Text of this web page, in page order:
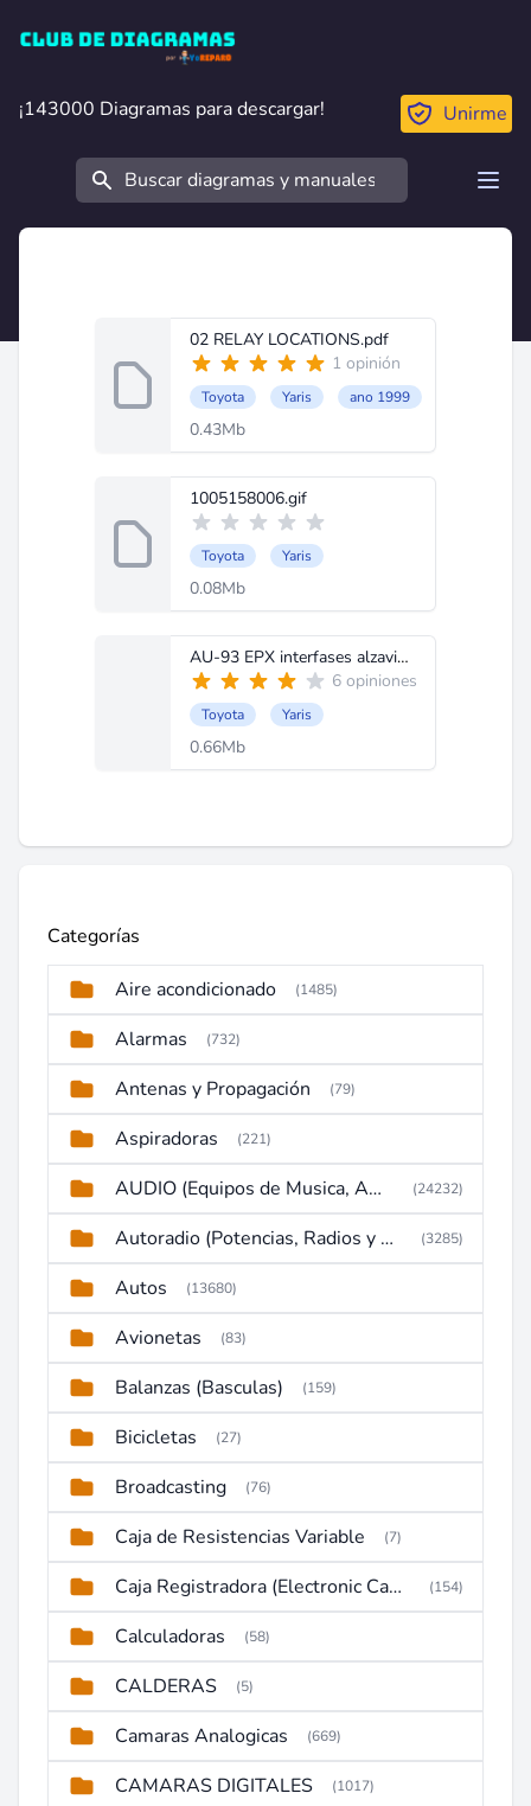
Club de Diagramas
¡143000 Diagramas para descargar!
¡143000 Diagramas para descargar! Unirme
Buscar
02 RELAY LOCATIONS.pdf
1 opinión
Toyota Yaris ano 1999
0.43Mb
1005158006.gif
Toyota Yaris
0.08Mb
AU-93 EPX interfases alzavidrios TOYOTA YARIS.pdf
6 opiniones
Toyota Yaris
0.66Mb
Categorías
Aire acondicionado (1485)
Alarmas (732)
Antenas y Propagación (79)
Aspiradoras (221)
AUDIO (Equipos de Musica, Amplificadores, Reproductores, Etc) (24232)
Autoradio (Potencias, Radios y DVD) (3285)
Autos (13680)
Avionetas (83)
Balanzas (Basculas) (159)
Bicicletas (27)
Broadcasting (76)
Caja de Resistencias Variable (7)
Caja Registradora (Electronic Cash Register) (154)
Calculadoras (58)
CALDERAS (5)
Camaras Analogicas (669)
CAMARAS DIGITALES (1017)